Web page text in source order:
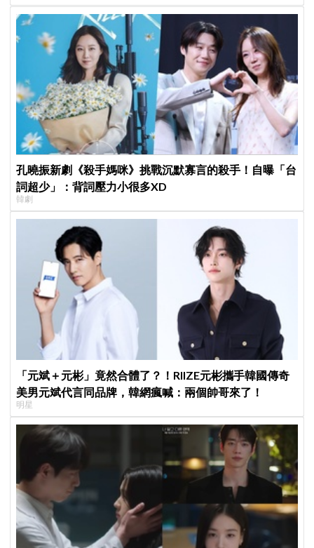
孔曉振新劇《殺手媽咪》挑戰沉默寡言的殺手！自曝「台
詞超少」：背詞壓力小很多XD
韓劇
「元斌＋元彬」竟然合體了？！RIIZE元彬攜手韓國傳奇
美男元斌代言同品牌，韓網瘋喊：兩個帥哥來了！
明星